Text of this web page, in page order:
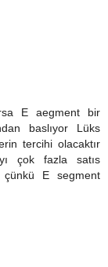
E aegment bir
baslıyor Lüks
tercihi olacaktır
çok fazla satıs
çünkü E segment